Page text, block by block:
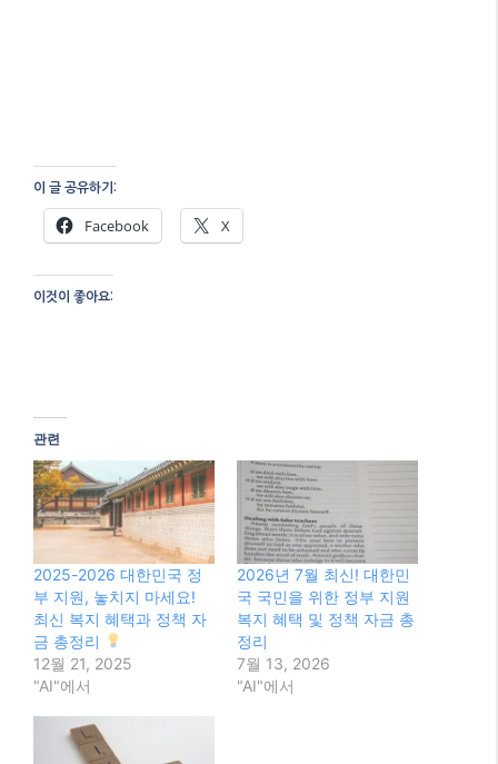
이 글 공유하기:
Facebook X
이것이 좋아요:
관련
2025-2026 대한민국 정
부 지원, 놓치지 마세요!
최신 복지 혜택과 정책 자
금 총정리
12월 21, 2025
"AI"에서
2026년 7월 최신! 대한민
국 국민을 위한 정부 지원
복지 혜택 및 정책 자금 총
정리
7월 13, 2026
"AI"에서